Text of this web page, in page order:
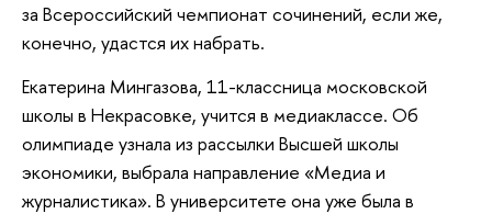
за Всероссийский чемпионат сочинений, если же,
конечно, удастся их набрать.
Екатерина Мингазова, 11-классница московской
школы в Некрасовке, учится в медиаклассе. Об
олимпиаде узнала из рассылки Высшей школы
экономики, выбрала направление «Медиа и
журналистика». В университете она уже была в